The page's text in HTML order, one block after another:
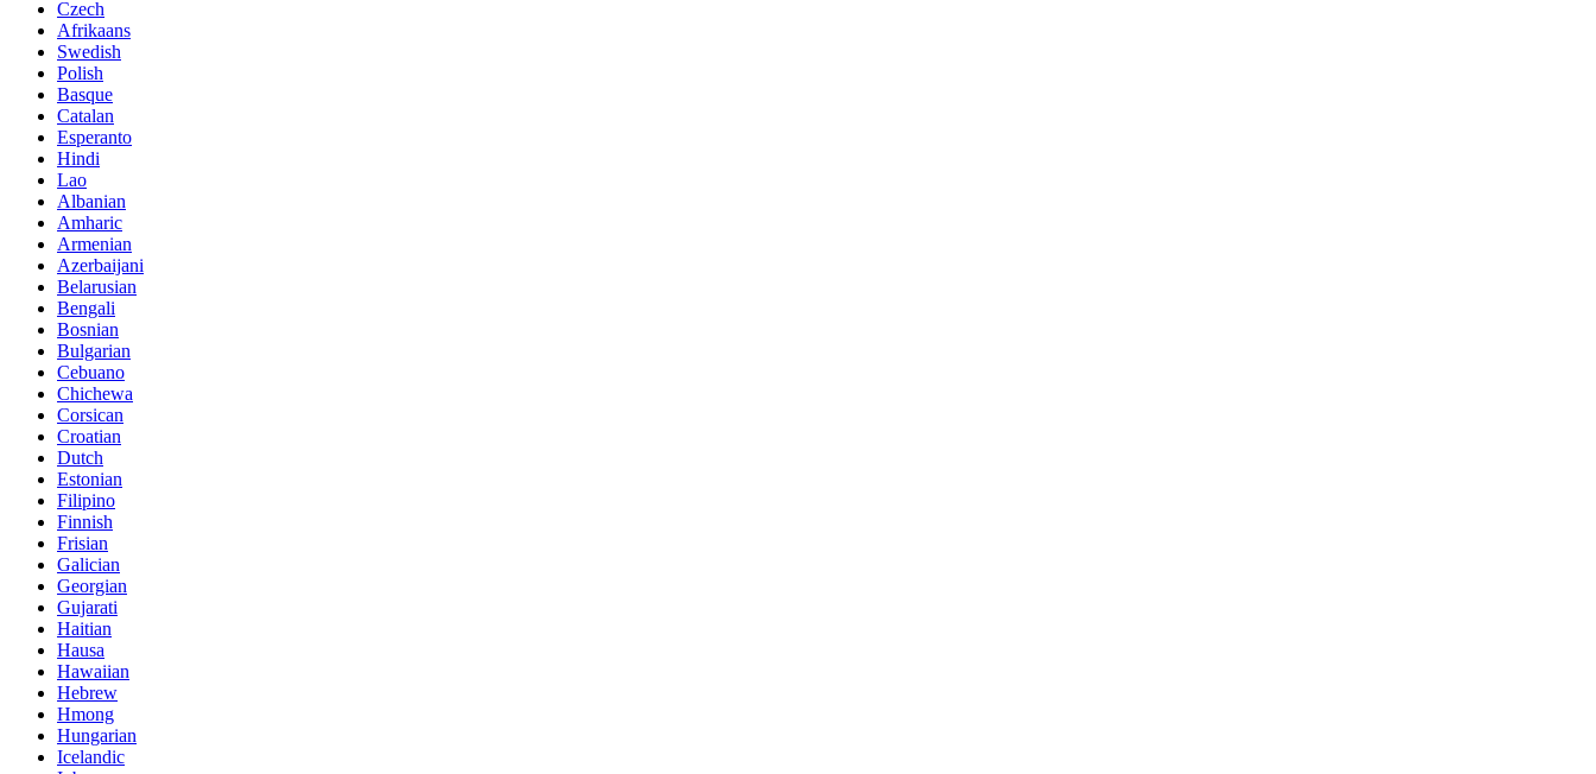
Czech
Afrikaans
Swedish
Polish
Basque
Catalan
Esperanto
Hindi
Lao
Albanian
Amharic
Armenian
Azerbaijani
Belarusian
Bengali
Bosnian
Bulgarian
Cebuano
Chichewa
Corsican
Croatian
Dutch
Estonian
Filipino
Finnish
Frisian
Galician
Georgian
Gujarati
Haitian
Hausa
Hawaiian
Hebrew
Hmong
Hungarian
Icelandic